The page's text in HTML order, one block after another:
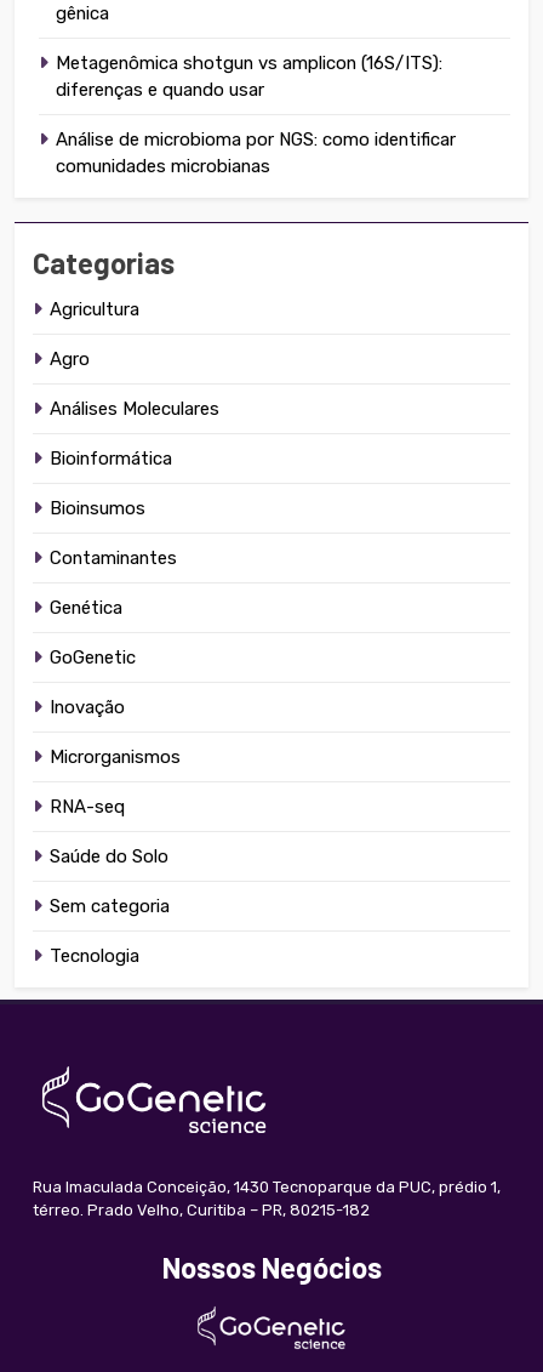
gênica
Metagenômica shotgun vs amplicon (16S/ITS):
diferenças e quando usar
Análise de microbioma por NGS: como identificar
comunidades microbianas
Categorias
Agricultura
Agro
Análises Moleculares
Bioinformática
Bioinsumos
Contaminantes
Genética
GoGenetic
Inovação
Microrganismos
RNA-seq
Saúde do Solo
Sem categoria
Tecnologia
Rua Imaculada Conceição, 1430 Tecnoparque da PUC, prédio 1,
térreo. Prado Velho, Curitiba – PR, 80215-182
Nossos Negócios